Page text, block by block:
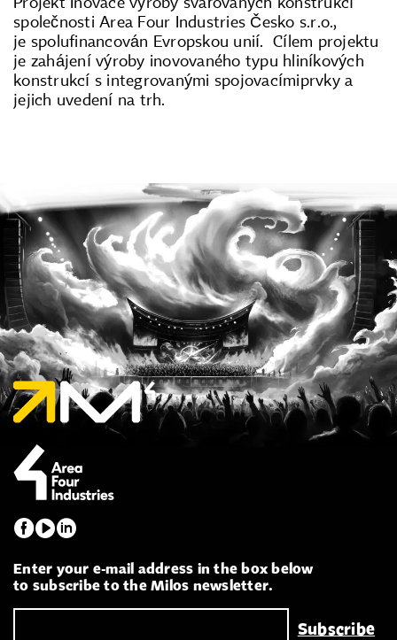
společnosti Area Four Industries Česko s.r.o.,
je spolufinancován Evropskou unií. Cílem projektu
je zahájení výroby inovovaného typu hliníkových
konstrukcí s integrovanými spojovacímiprvky a
jejich uvedení na trh.
Enter your e-mail address in the box below
to subscribe to the Milos newsletter.